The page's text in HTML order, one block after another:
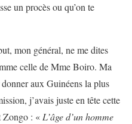
un procès ou qu’on te
mon général, ne me dites
celle de Mme Boiro. Ma
aux Guinéens la plus
j’avais juste en tête cette
Zongo : «L’âge d’un homme